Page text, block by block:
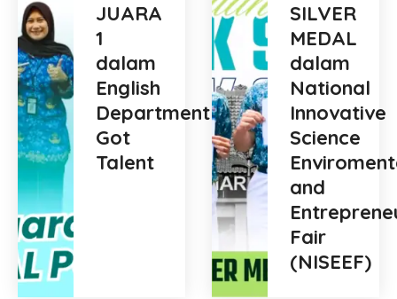
JUARA
1
dalam
English
Department
Got
Talent
SILVER
MEDAL
dalam
National
Innovative
Science
and
Fair
(NISEEF)